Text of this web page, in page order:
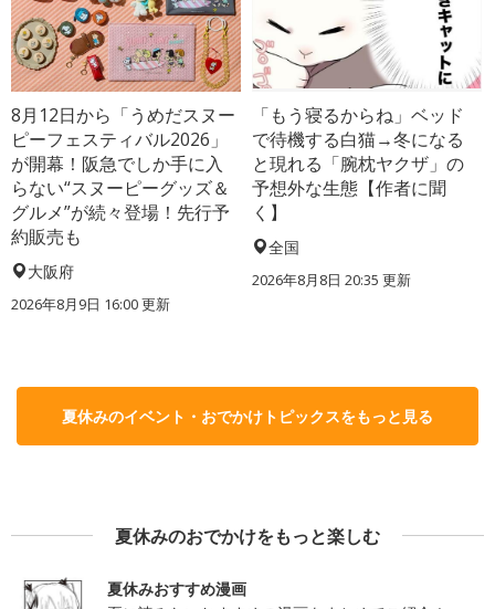
8月12日から「うめだスヌー
ピーフェスティバル2026」
が開幕！阪急でしか手に入
らない“スヌーピーグッズ＆
グルメ”が続々登場！先行予
約販売も
大阪府
2026年8月9日 16:00更新
「もう寝るからね」ベッド
で待機する白猫→冬になる
と現れる「腕枕ヤクザ」の
予想外な生態【作者に聞
く】
全国
2026年8月8日 20:35 更新
夏休みのイベント・おでかけトピックスをもっと見る
夏休みのおでかけをもっと楽しむ
夏休みおすすめ漫画